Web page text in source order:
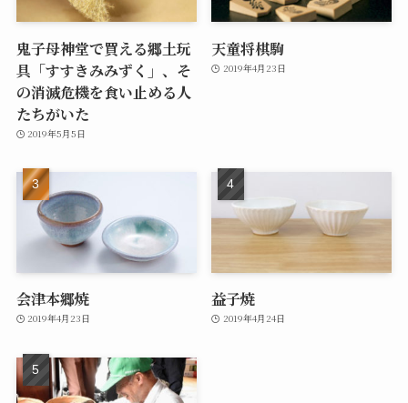
鬼子母神堂で買える郷土玩
具「すすきみみずく」、そ
の消滅危機を食い止める人
たちがいた
2019年5月5日
天童将棋駒
2019年4月23日
会津本郷焼
2019年4月23日
益子焼
2019年4月24日